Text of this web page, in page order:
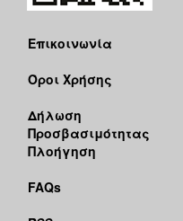
Επικοινωνία
Όροι Χρήσης
Δήλωση
Προσβασιμότητας
Πλοήγηση
FAQs